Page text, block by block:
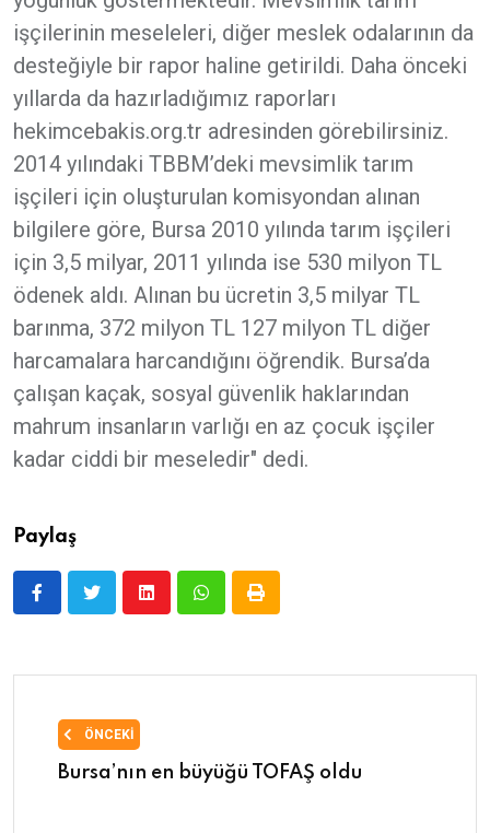
işçilerinin meseleleri, diğer meslek odalarının da
desteğiyle bir rapor haline getirildi. Daha önceki
yıllarda da hazırladığımız raporları
hekimcebakis.org.tr adresinden görebilirsiniz.
2014 yılındaki TBBM’deki mevsimlik tarım
işçileri için oluşturulan komisyondan alınan
bilgilere göre, Bursa 2010 yılında tarım işçileri
için 3,5 milyar, 2011 yılında ise 530 milyon TL
ödenek aldı. Alınan bu ücretin 3,5 milyar TL
barınma, 372 milyon TL 127 milyon TL diğer
harcamalara harcandığını öğrendik. Bursa’da
çalışan kaçak, sosyal güvenlik haklarından
mahrum insanların varlığı en az çocuk işçiler
kadar ciddi bir meseledir" dedi.
Paylaş
ÖNCEKI
Bursa’nın en büyüğü TOFAŞ oldu